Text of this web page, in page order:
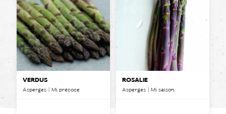
VERDUS
Asperges | Mi précoce
ROSALIE
Asperges | Mi saison